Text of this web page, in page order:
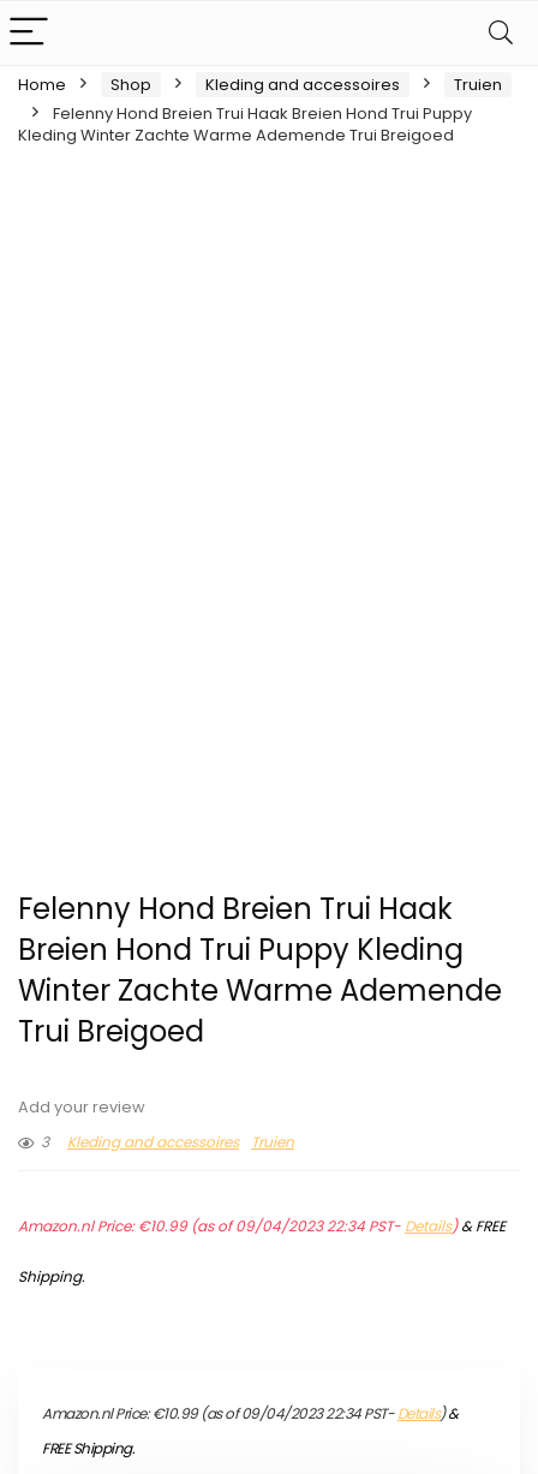
Home Shop Kleding and accessoires
Truien
Felenny Hond Breien Trui Haak Breien Hond Trui Puppy
Kleding Winter Zachte Warme Ademende Trui Breigoed
Felenny Hond Breien Trui Haak
Breien Hond Trui Puppy Kleding
Winter Zachte Warme Ademende
Trui Breigoed
Add your review
3
Kleding and accessoires Truien
Amazon.nl Price:€10.99(as of 09/04/2023 22:34 PST- Details)&FREE
Shipping.
Amazon.nl Price:€10.99(as of 09/04/2023 22:34 PST-Details)&
FREE Shipping.